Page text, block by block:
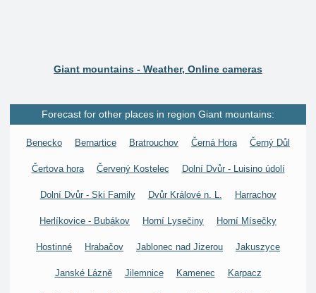
Giant mountains - Weather, Online cameras
Forecast for other places in region Giant mountains:
Benecko Bernartice Bratrouchov Černá Hora Černý Důl
Čertova hora Červený Kostelec Dolní Dvůr - Luisino údolí
Dolní Dvůr - Ski Family Dvůr Králové n. L. Harrachov
Herlíkovice - Bubákov Horní Lysečiny Horní Mísečky
Hostinné Hrabačov Jablonec nad Jizerou Jakuszyce
Janské Lázně Jilemnice Kamenec Karpacz